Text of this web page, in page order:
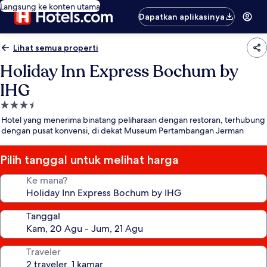
Langsung ke konten utama
Dapatkan aplikasinya
Lihat semua properti
Holiday Inn Express Bochum by
IHG
Properti
bintang
3.5
Hotel yang menerima binatang peliharaan dengan restoran, terhubung
dengan pusat konvensi, di dekat Museum Pertambangan Jerman
Pilih tanggal untuk melihat harga
Ke mana?
Tanggal
Traveler